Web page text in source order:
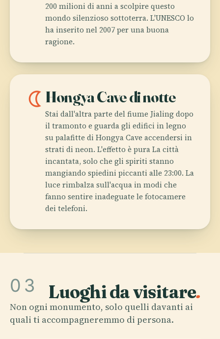
200 milioni di anni a scolpire questo
mondo silenzioso sottoterra. L'UNESCO lo
ha inserito nel 2007 per una buona
ragione.
nightlight Hongya Cave di notte
Stai dall'altra parte del fiume Jialing dopo
il tramonto e guarda gli edifici in legno
su palafitte di Hongya Cave accendersi in
strati di neon. L'effetto è pura La città
incantata, solo che gli spiriti stanno
mangiando spiedini piccanti alle 23:00. La
luce rimbalza sull'acqua in modi che
fanno sentire inadeguate le fotocamere
dei telefoni.
03 Luoghi da visitare.
Non ogni monumento, solo quelli davanti ai
quali ti accompagneremmo di persona.